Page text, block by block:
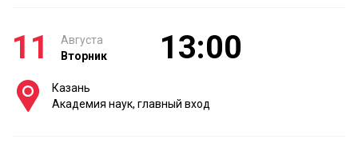
11
Августа
Вторник
13:00
Казань
Академия наук, главный вход